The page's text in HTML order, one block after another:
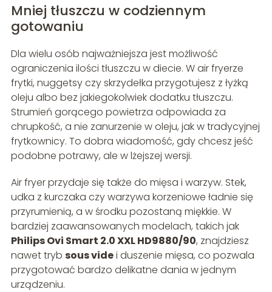
Mniej tłuszczu w codziennym
gotowaniu
Dla wielu osób najważniejsza jest możliwość
ograniczenia ilości tłuszczu w diecie. W air fryerze
frytki, nuggetsy czy skrzydełka przygotujesz z łyżką
oleju albo bez jakiegokolwiek dodatku tłuszczu.
Strumień gorącego powietrza odpowiada za
chrupkość, a nie zanurzenie w oleju, jak w tradycyjnej
frytkownicy. To dobra wiadomość, gdy chcesz jeść
podobne potrawy, ale w lżejszej wersji.
Air fryer przydaje się także do mięsa i warzyw. Stek,
udka z kurczaka czy warzywa korzeniowe ładnie się
przyrumienią, a w środku pozostaną miękkie. W
bardziej zaawansowanych modelach, takich jak
Philips Ovi Smart 2.0 XXL HD9880/90, znajdziesz
nawet tryb sous videi duszenie mięsa, co pozwala
przygotować bardzo delikatne dania w jednym
urządzeniu.